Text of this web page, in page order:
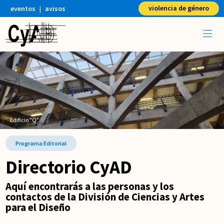
eventos | avisos violencia de género
Edificio "Q"
Programa Editorial
Directorio CyAD
Aquí encontrarás a las personas y los
contactos de la División de Ciencias y Artes
para el Diseño